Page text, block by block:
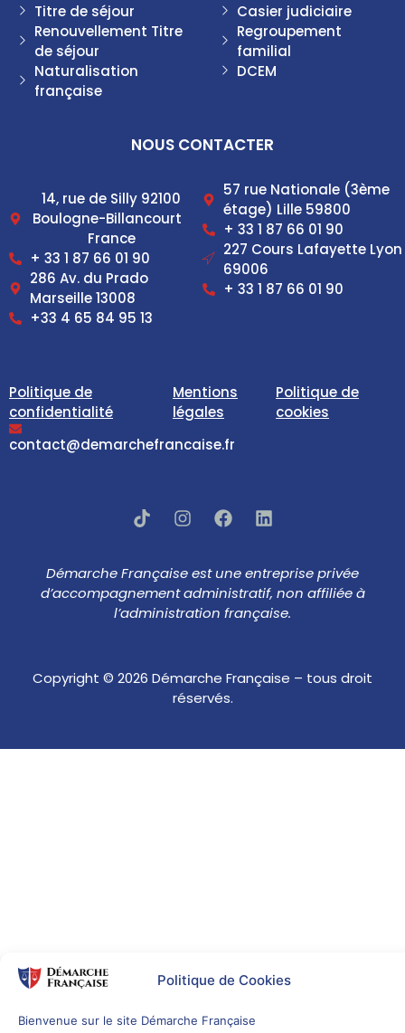
Politique de Cookies
Bienvenue sur le site Démarche Française
Titre de séjour
Renouvellement Titre
de séjour
Naturalisation
française
Casier judiciaire
Regroupement
familial
DCEM
NOUS CONTACTER
14, rue de Silly 92100
Boulogne-Billancourt
France
+ 33 1 87 66 01 90
286 Av. du Prado
Marseille 13008
+33 4 65 84 95 13
57 rue Nationale (3ème
étage) Lille 59800
+ 33 1 87 66 01 90
227 Cours Lafayette Lyon
69006
+ 33 1 87 66 01 90
Politique de
confidentialité
Mentions
légales
Politique de
cookies
contact@demarchefrancaise.fr
Démarche Française est une entreprise privée
d’accompagnement administratif, non affiliée à
l’administration française.
Copyright © 2026 Démarche Française – tous droit
réservés.